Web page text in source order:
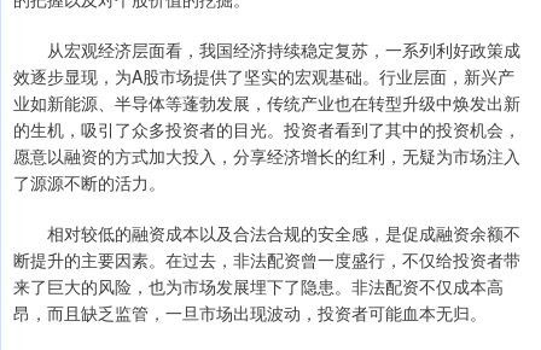
从宏观经济层面看，我国经济持续稳定复苏，一系列利好政策成
效逐步显现，为A股市场提供了坚实的宏观基础。行业层面，新兴产
业如新能源、半导体等蓬勃发展，传统产业也在转型升级中焕发出新
的生机，吸引了众多投资者的目光。投资者看到了其中的投资机会，
愿意以融资的方式加大投入，分享经济增长的红利，无疑为市场注入
了源源不断的活力。
相对较低的融资成本以及合法合规的安全感，是促成融资余额不
断提升的主要因素。在过去，非法配资曾一度盛行，不仅给投资者带
来了巨大的风险，也为市场发展埋下了隐患。非法配资不仅成本高
昂，而且缺乏监管，一旦市场出现波动，投资者可能血本无归。